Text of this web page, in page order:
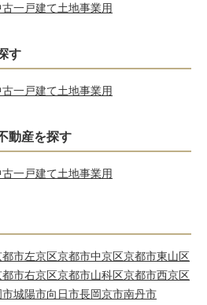
古一戸建て土地事業用
す
古一戸建て土地事業用
動産を探す
古一戸建て土地事業用
都市左京区京都市中京区京都市東山区
都市右京区京都市山科区京都市西京区
市城陽市向日市長岡京市南丹市